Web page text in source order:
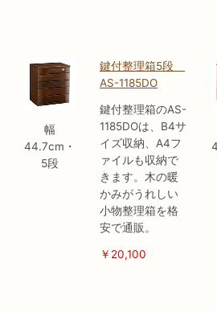
幅
44.7cm・
5段
鍵付整理箱5段
AS-1185DO
鍵付整理箱のAS-
1185DOは、B4サ
イズ収納、A4フ
ァイルも収納で
きます。木の暖
かみがうれしい
小物整理箱を格
安で通販。
￥20,100